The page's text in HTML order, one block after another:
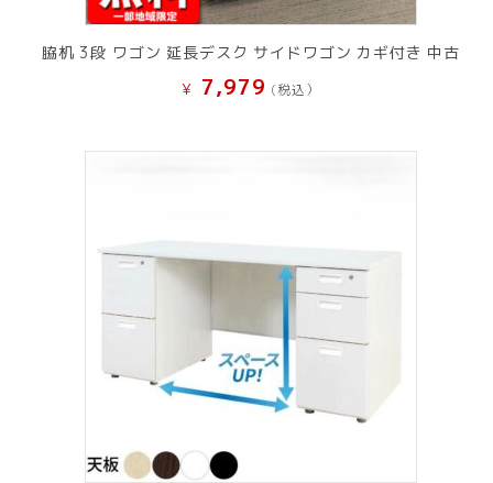
脇机 3段 ワゴン 延長デスク サイドワゴン カギ付き 中古
¥ 7,979 (税込）